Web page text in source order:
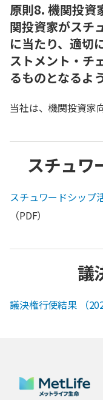
原則8. 機関投資
関投資家がスチ
に当たり、適切
ストメント・チ
るものとなるよ
当社は、機関投資家
スチュワ
スチュワードシップ
（PDF）
議
議決権行使結果 （